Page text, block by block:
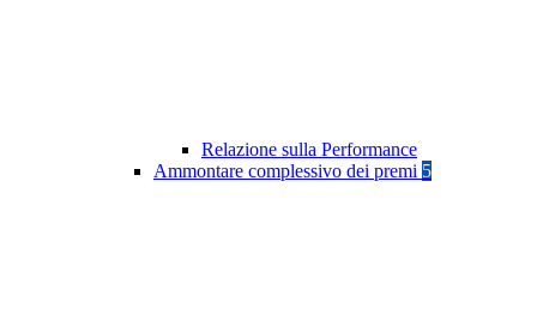
Relazione sulla Performance
Ammontare complessivo dei premi 5